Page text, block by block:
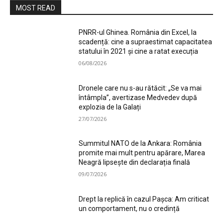
MOST READ
PNRR-ul Ghinea. România din Excel, la
scadență: cine a supraestimat capacitatea
statului în 2021 și cine a ratat execuția
06/08/2026
Dronele care nu s-au rătăcit: „Se va mai
întâmpla”, avertizase Medvedev după
explozia de la Galați
27/07/2026
Summitul NATO de la Ankara: România
promite mai mult pentru apărare, Marea
Neagră lipsește din declarația finală
09/07/2026
Drept la replică în cazul Pașca: Am criticat
un comportament, nu o credință